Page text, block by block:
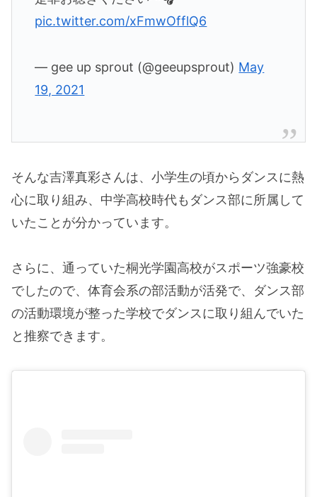
pic.twitter.com/xFmwOfflQ6
— gee up sprout (@geeupsprout) May
19, 2021
そんな吉澤真彩さんは、小学生の頃からダンスに熱
心に取り組み、中学高校時代もダンス部に所属して
いたことが分かっています。
さらに、通っていた桐光学園高校がスポーツ強豪校
でしたので、体育会系の部活動が活発で、ダンス部
の活動環境が整った学校でダンスに取り組んでいた
と推察できます。